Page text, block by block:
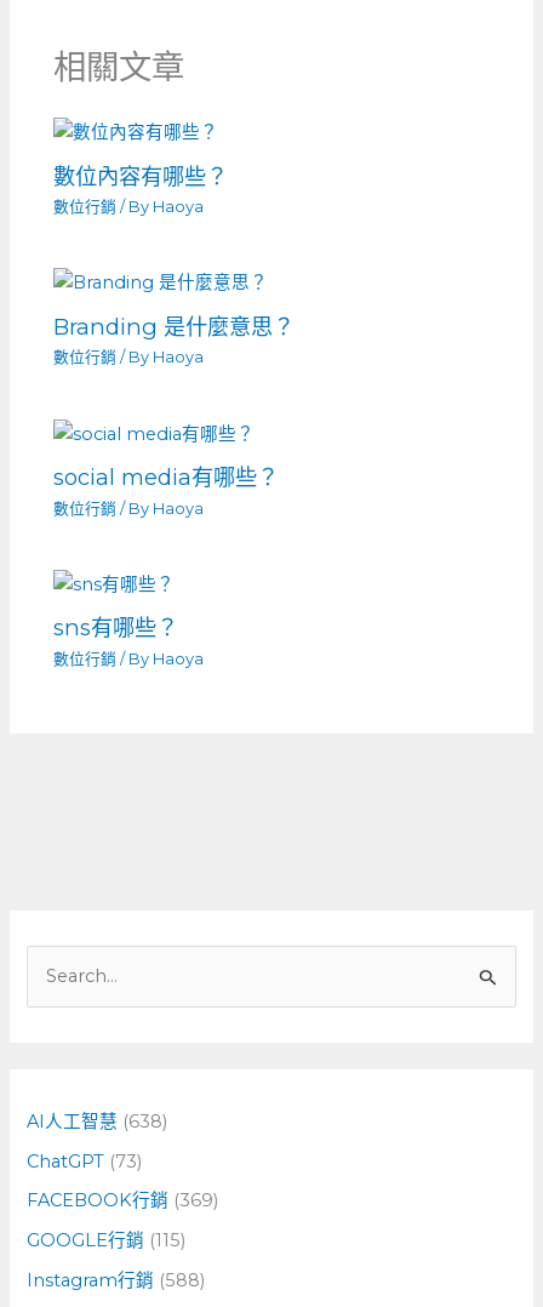
相關文章
數位內容有哪些？
數位行銷 / By Haoya
Branding 是什麼意思？
數位行銷 / By Haoya
social media有哪些？
數位行銷 / By Haoya
sns有哪些？
數位行銷 / By Haoya
字
:
AI人工智慧 (638)
ChatGPT (73)
FACEBOOK行銷 (369)
GOOGLE行銷 (115)
Instagram行銷 (588)